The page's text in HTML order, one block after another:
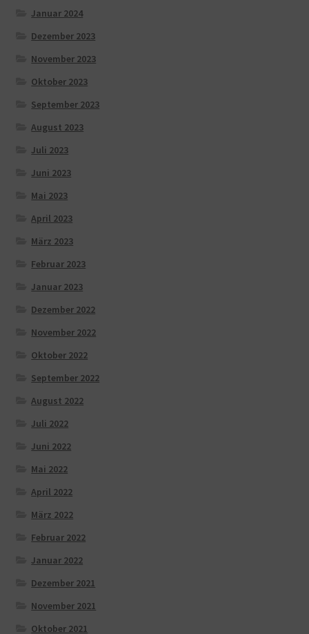
Januar 2024
Dezember 2023
November 2023
Oktober 2023
September 2023
August 2023
Juli 2023
Juni 2023
Mai 2023
April 2023
März 2023
Februar 2023
Januar 2023
Dezember 2022
November 2022
Oktober 2022
September 2022
August 2022
Juli 2022
Juni 2022
Mai 2022
April 2022
März 2022
Februar 2022
Januar 2022
Dezember 2021
November 2021
Oktober 2021